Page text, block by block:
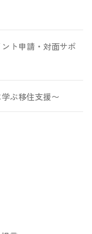
ト申請・対面サポ
ぶ移住支援〜